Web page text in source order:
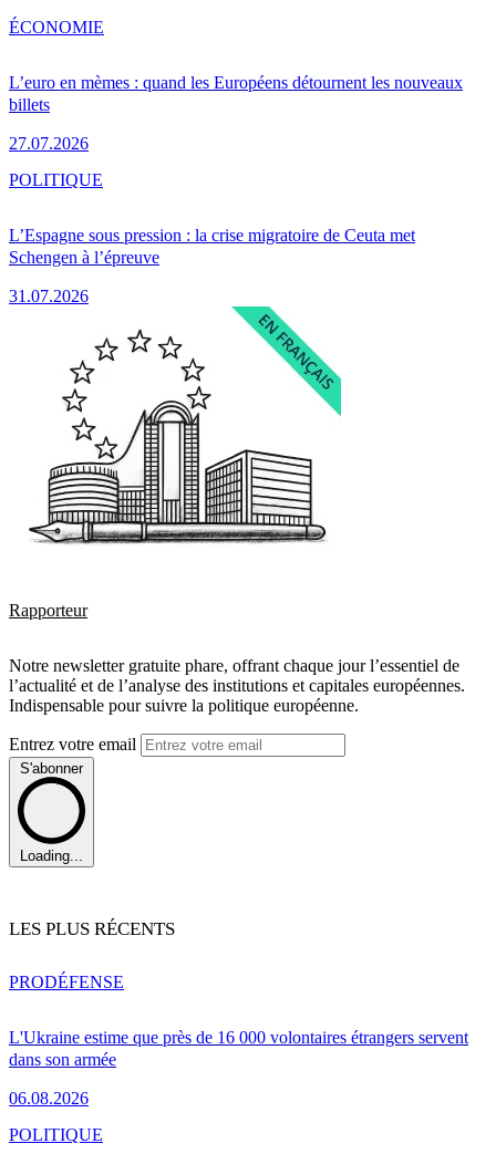
L’euro en mèmes : quand les Européens détournent les nouveaux
billets
27.07.2026
ÉCONOMIE
L’Espagne sous pression : la crise migratoire de Ceuta met
Schengen à l’épreuve
31.07.2026
POLITIQUE
Rapporteur
Notre newsletter gratuite phare, offrant chaque jour l’essentiel de
l’actualité et de l’analyse des institutions et capitales européennes.
Indispensable pour suivre la politique européenne.
Entrez votre email
S'abonner
Loading...
LES PLUS RÉCENTS
L'Ukraine estime que près de 16 000 volontaires étrangers servent
dans son armée
06.08.2026
PRODÉFENSE
POLITIQUE